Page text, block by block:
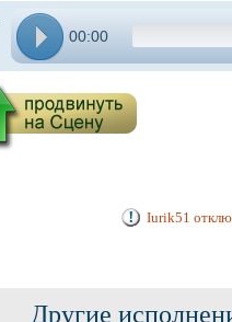
00:00
Iurik51
Другие